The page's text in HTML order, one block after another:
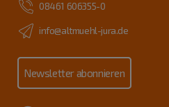
08461 606355-0
info@altmuehl-jura.de
Newsletter abonnieren